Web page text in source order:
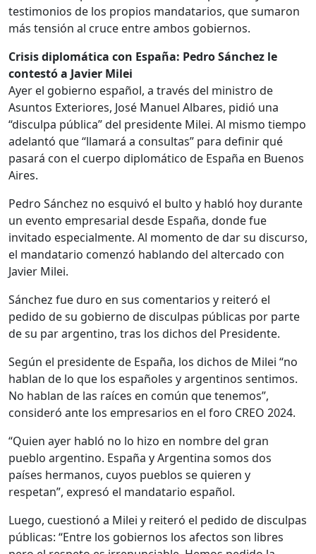
testimonios de los propios mandatarios, que sumaron
más tensión al cruce entre ambos gobiernos.
Crisis diplomática con España: Pedro Sánchez le
contestó a Javier Milei
Ayer el gobierno español, a través del ministro de
Asuntos Exteriores, José Manuel Albares, pidió una
“disculpa pública” del presidente Milei. Al mismo tiempo
adelantó que “llamará a consultas” para definir qué
pasará con el cuerpo diplomático de España en Buenos
Aires.
Pedro Sánchez no esquivó el bulto y habló hoy durante
un evento empresarial desde España, donde fue
invitado especialmente. Al momento de dar su discurso,
el mandatario comenzó hablando del altercado con
Javier Milei.
Sánchez fue duro en sus comentarios y reiteró el
pedido de su gobierno de disculpas públicas por parte
de su par argentino, tras los dichos del Presidente.
Según el presidente de España, los dichos de Milei “no
hablan de lo que los españoles y argentinos sentimos.
No hablan de las raíces en común que tenemos”,
consideró ante los empresarios en el foro CREO 2024.
“Quien ayer habló no lo hizo en nombre del gran
pueblo argentino. España y Argentina somos dos
países hermanos, cuyos pueblos se quieren y
respetan”, expresó el mandatario español.
Luego, cuestionó a Milei y reiteró el pedido de disculpas
públicas: “Entre los gobiernos los afectos son libres